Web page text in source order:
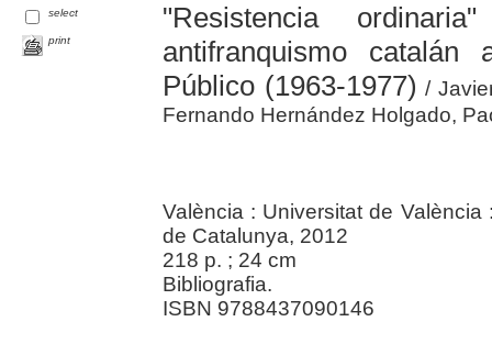
select
print
"Resistencia
antifranquismo
Público (1963-1977) /
Fernando Hernández Holgado,
València : Universitat de
de Catalunya, 2012
218 p. ; 24 cm
Bibliografia.
ISBN 9788437090146